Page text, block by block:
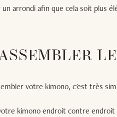
arrondi afin que cela soit plus
votre kimono, c'est très
kimono endroit contre